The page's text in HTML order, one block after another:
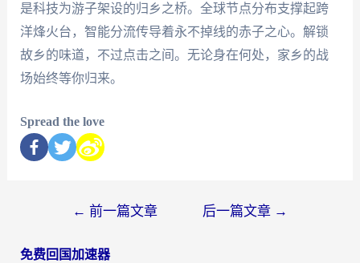
是科技为游子架设的归乡之桥。全球节点分布支撑起跨
洋烽火台，智能分流传导着永不掉线的赤子之心。解锁
故乡的味道，不过点击之间。无论身在何处，家乡的战
场始终等你归来。
Spread the love
← 前一篇文章 后一篇文章 →
免费回国加速器